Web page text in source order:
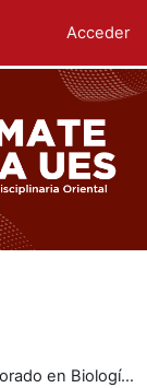
Acceder
Profesorado en Biología para Educación Media